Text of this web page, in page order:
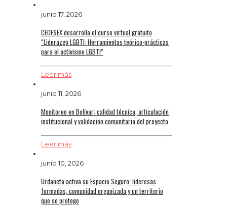
junio 17, 2026
CEDESEX desarrolla el curso virtual gratuito
“Liderazgo LGBTI: Herramientas teórico-prácticas
para el activismo LGBTI”
Leer más
junio 11, 2026
Monitoreo en Bolívar: calidad técnica, articulación
institucional y validación comunitaria del proyecto
Leer más
junio 10, 2026
Urdaneta activa su Espacio Seguro: lideresas
formadas, comunidad organizada y un territorio
que se protege